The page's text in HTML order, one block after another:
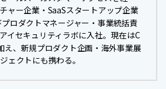
ャー企業・SaaSスタートアップ企業
ロダクトマネージャー・事業統括責
イセキュリティラボに入社。現在はC
え、新規プロダクト企画・海外事業展
ェクトにも携わる。